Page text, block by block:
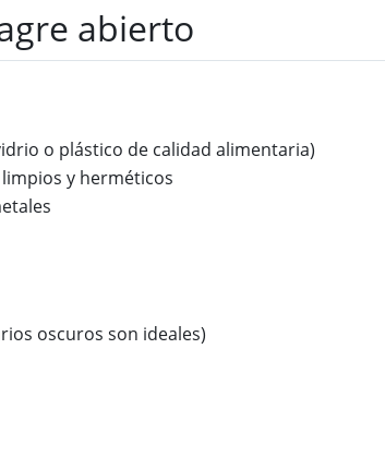
abierto
o plástico de calidad alimentaria)
y herméticos
oscuros son ideales)